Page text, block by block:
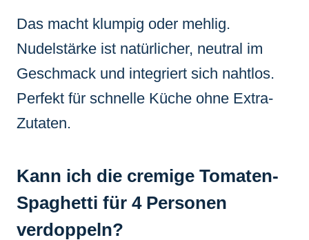
Das macht klumpig oder mehlig.
Nudelstärke ist natürlicher, neutral im
Geschmack und integriert sich nahtlos.
Perfekt für schnelle Küche ohne Extra-
Zutaten.
Kann ich die cremige Tomaten-
Spaghetti für 4 Personen
verdoppeln?